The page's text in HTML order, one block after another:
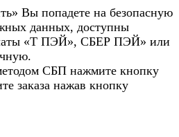
Вы попадете на безопасную
данных, доступны
«Т ПЭЙ», СБЕР ПЭЙ» или
СБП нажмите кнопку
заказа нажав кнопку